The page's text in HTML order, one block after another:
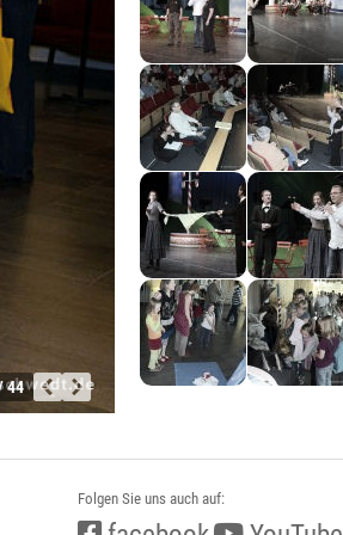
44
Folgen Sie uns auch auf: